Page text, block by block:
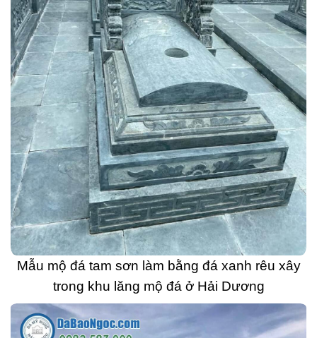
Mẫu mộ đá tam sơn làm bằng đá xanh rêu xây
trong khu lăng mộ đá ở Hải Dương